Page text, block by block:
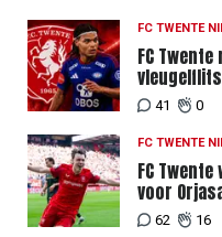
FC TWENTE
FC
licht voor
41 0
FC TWENTE
FC
voor
genoemd
62 16